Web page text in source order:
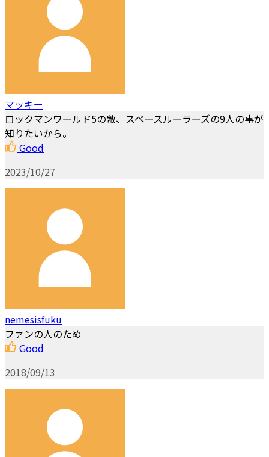
マッキー
ロックマンワールド5の敵、スペースルーラーズの9人の事が
知りたいから。
Good
2023/10/27
nemesisfuku
ファンの人のため
Good
2018/09/13